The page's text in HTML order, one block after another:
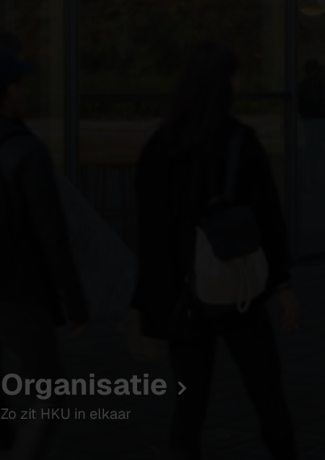
Organisatie
Zo zit HKU in elkaar